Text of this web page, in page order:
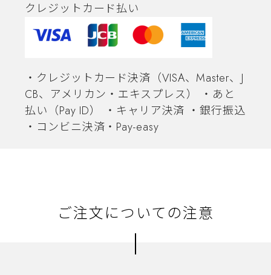
クレジットカード払い
・クレジットカード決済（VISA、Master、J
CB、アメリカン・エキスプレス） ・あと
払い（Pay ID） ・キャリア決済 ・銀行振込
・コンビニ決済・Pay-easy
ご注文についての注意